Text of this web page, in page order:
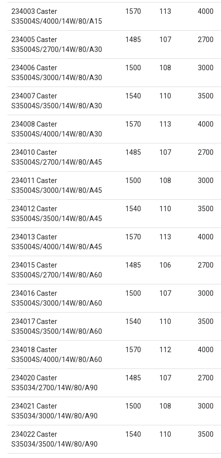
234003 Caster
S35004S/4000/14W/80/A15
1570 113 4000
234005 Caster
S35004S/2700/14W/80/A30
1485 107 2700
234006 Caster
S35004S/3000/14W/80/A30
1500 108 3000
234007 Caster
S35004S/3500/14W/80/A30
1540 110 3500
234008 Caster
S35004S/4000/14W/80/A30
1570 113 4000
234010 Caster
S35004S/2700/14W/80/A45
1485 107 2700
234011 Caster
S35004S/3000/14W/80/A45
1500 108 3000
234012 Caster
S35004S/3500/14W/80/A45
1540 110 3500
234013 Caster
S35004S/4000/14W/80/A45
1570 113 4000
234015 Caster
S35004S/2700/14W/80/A60
1485 106 2700
234016 Caster
S35004S/3000/14W/80/A60
1500 107 3000
234017 Caster
S35004S/3500/14W/80/A60
1540 110 3500
234018 Caster
S35004S/4000/14W/80/A60
1570 112 4000
234020 Caster
S35034/2700/14W/80/A90
1485 107 2700
234021 Caster
S35034/3000/14W/80/A90
1500 108 3000
234022 Caster
S35034/3500/14W/80/A90
1540 110 3500